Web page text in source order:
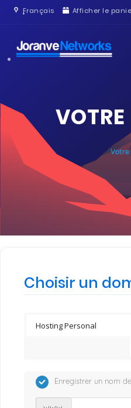
Français Afficher le
Votre
Choisir un
Enregistrer un nom